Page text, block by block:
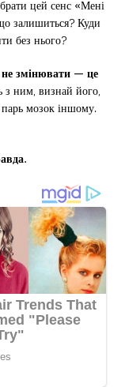
цей сенс «Мені
залишиться? Куди
без нього?
змінювати — це
ним, визнай його,
мозок іншому.